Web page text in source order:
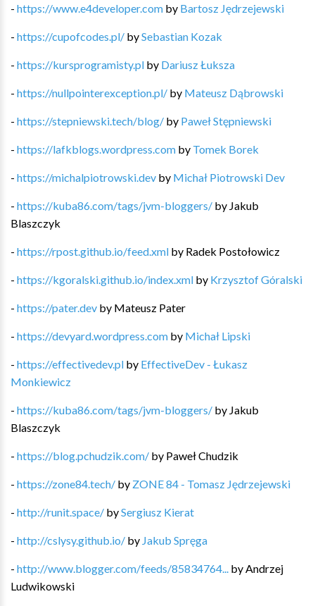
- https://www.e4developer.com by Bartosz Jędrzejewski
- https://cupofcodes.pl/ bySebastian Kozak
- https://kursprogramisty.pl by Dariusz Łuksza
- https://nullpointerexception.pl/ by Mateusz Dąbrowski
- https://stepniewski.tech/blog/ by Paweł Stępniewski
- https://lafkblogs.wordpress.com by Tomek Borek
- https://michalpiotrowski.dev by Michał Piotrowski Dev
- https://kuba86.com/tags/jvm-bloggers/ by Jakub
Blaszczyk
- https://rpost.github.io/feed.xml by Radek Postołowicz
- https://kgoralski.github.io/index.xml by Krzysztof Góralski
- https://pater.dev by Mateusz Pater
- https://devyard.wordpress.com by Michał Lipski
- https://effectivedev.pl by EffectiveDev - Łukasz
Monkiewicz
- https://kuba86.com/tags/jvm-bloggers/ by Jakub
Blaszczyk
- https://blog.pchudzik.com/ by Paweł Chudzik
- https://zone84.tech/ by ZONE 84 - Tomasz Jędrzejewski
- http://runit.space/ bySergiusz Kierat
- http://cslysy.github.io/ by Jakub Spręga
- http://www.blogger.com/feeds/85834764... by Andrzej
Ludwikowski